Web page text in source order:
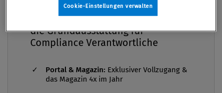
Megatrends Compliance und Transparenz
Compliance und Transparenz zählen zu den großen
Megatrends unserer Zeit. Gleichzeitig spiegeln die
die sich mit der Einhaltung von Regeln zur
Verringerung von Haftungsrisiken beschäftigen, die
Compliance Praxis Premium
Mitgliedschaft -
die Grundausstattung für
Compliance Verantwortliche
Portal & Magazin: Exklusiver Vollzugang &
das Magazin 4x im Jahr
Cookie-Einstellungen verwalten